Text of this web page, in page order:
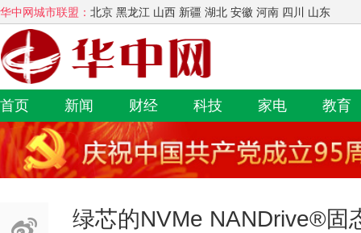
华中网城市联盟： 北京 黑龙江 山西 新疆 湖北 安徽 河南 四川 山东
首页 新闻 财经 科技 家电 教育
绿芯的NVMe NANDrive®固